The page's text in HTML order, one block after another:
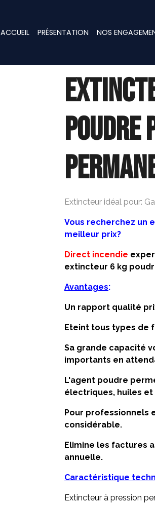
ACCUEIL PRÉSENTATION NOS
POUDRE
Extincteur idéal pour:
Vous recherchez un
meilleur prix?
Direct incendie
extincteur 6 kg
Avantages:
Un rapport qualité
Eteint tous types de
Sa grande capacité
importants en
L'agent poudre
électriques, huiles
Pour professionnels
considérable.
Elimine les factures
annuelle.
Caractéristique
Extincteur à pression